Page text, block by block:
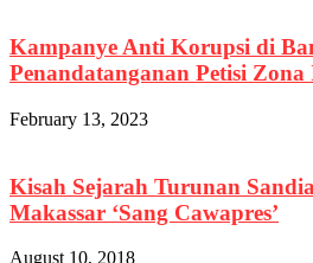
Kampanye Anti Korupsi di
Penandatanganan Petisi
February 13, 2023
Kisah Sejarah Turunan
Makassar ‘Sang Cawapres’
August 10, 2018